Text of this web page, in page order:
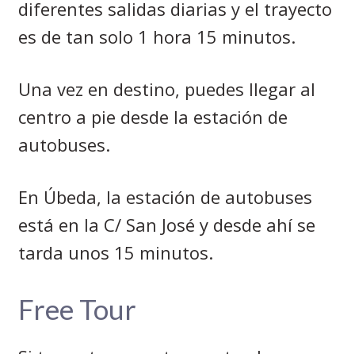
diferentes salidas diarias y el trayecto
es de tan solo 1 hora 15 minutos.
Una vez en destino, puedes llegar al
centro a pie desde la estación de
autobuses.
En Úbeda, la estación de autobuses
está en la C/ San José y desde ahí se
tarda unos 15 minutos.
Free Tour